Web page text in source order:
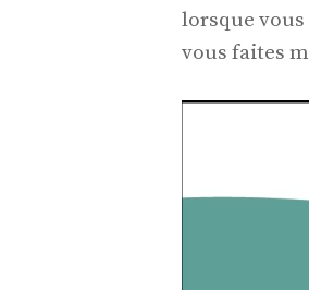
lorsque vous
vous faites